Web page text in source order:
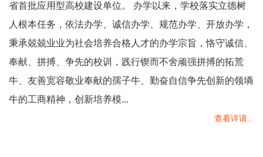
省首批应用型高校建设单位。 办学以来，学校落实立德树
人根本任务，依法办学、诚信办学、规范办学、开放办学，
秉承兢兢业业为社会培养合格人才的办学宗旨，恪守诚信、
奉献、拼搏、争先的校训，践行锲而不舍顽强拼搏的拓荒
牛、友善宽容敬业奉献的孺子牛、勤奋自信争先创新的领墒
牛的工商精神，创新培养模...
查看详请...